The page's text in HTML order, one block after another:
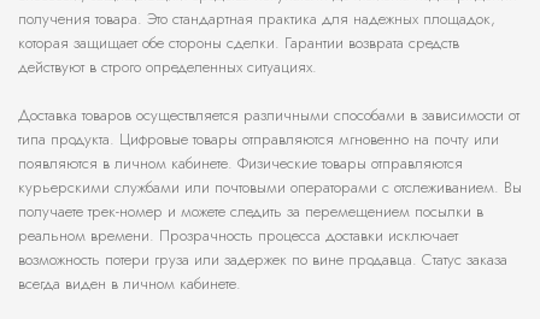
получения товара. Это стандартная практика для надежных площадок,
которая защищает обе стороны сделки. Гарантии возврата средств
действуют в строго определенных ситуациях.
Доставка товаров осуществляется различными способами в зависимости от
типа продукта. Цифровые товары отправляются мгновенно на почту или
появляются в личном кабинете. Физические товары отправляются
курьерскими службами или почтовыми операторами с отслеживанием. Вы
получаете трек-номер и можете следить за перемещением посылки в
реальном времени. Прозрачность процесса доставки исключает
возможность потери груза или задержек по вине продавца. Статус заказа
всегда виден в личном кабинете.